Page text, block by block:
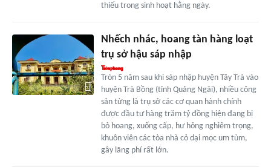
thiếu trong sinh hoạt hằng ngày.
Nhếch nhác, hoang tàn hàng loạt
trụ sở hậu sáp nhập
Tròn 5 năm sau khi sáp nhập huyện Tây Trà vào
huyện Trà Bồng (tỉnh Quảng Ngãi), nhiều công
sản từng là trụ sở các cơ quan hành chính
được đầu tư hàng trăm tỷ đồng hiện đang bị
bỏ hoang, xuống cấp, hư hỏng nghiêm trọng,
khuôn viên các tòa nhà cỏ dại mọc um tùm,
gây lãng phí rất lớn.